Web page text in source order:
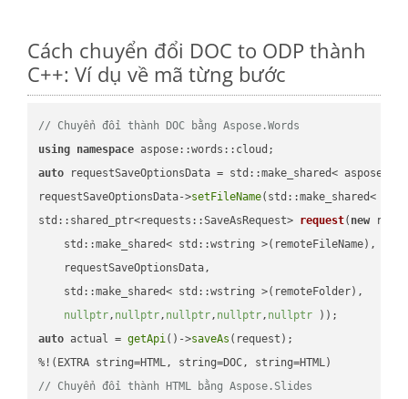
Cách chuyển đổi DOC to ODP thành
C++: Ví dụ về mã từng bước
// Chuyển đổi thành DOC bằng Aspose.Words
using namespace
auto requestSaveOptionsData = std::make_shared<
requestSaveOptionsData->setFileName(std::make_shared<
std::shared_ptr<requests::SaveAsRequest> request( new
    std::make_shared< std::wstring >(remoteFileName),
    requestSaveOptionsData,
    std::make_shared< std::wstring >(remoteFolder),
nullptr, nullptr, nullptr, nullptr, nullptr ))
auto actual = getApi()->saveAs (request);
// Chuyển đổi thành HTML bằng Aspose.Slides